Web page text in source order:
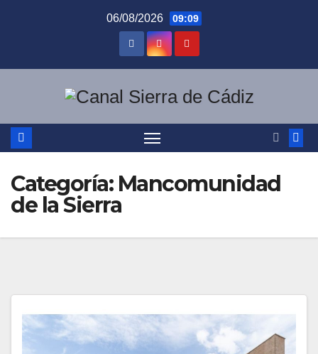
06/08/2026 09:09
Categoría: Mancomunidad
de la Sierra